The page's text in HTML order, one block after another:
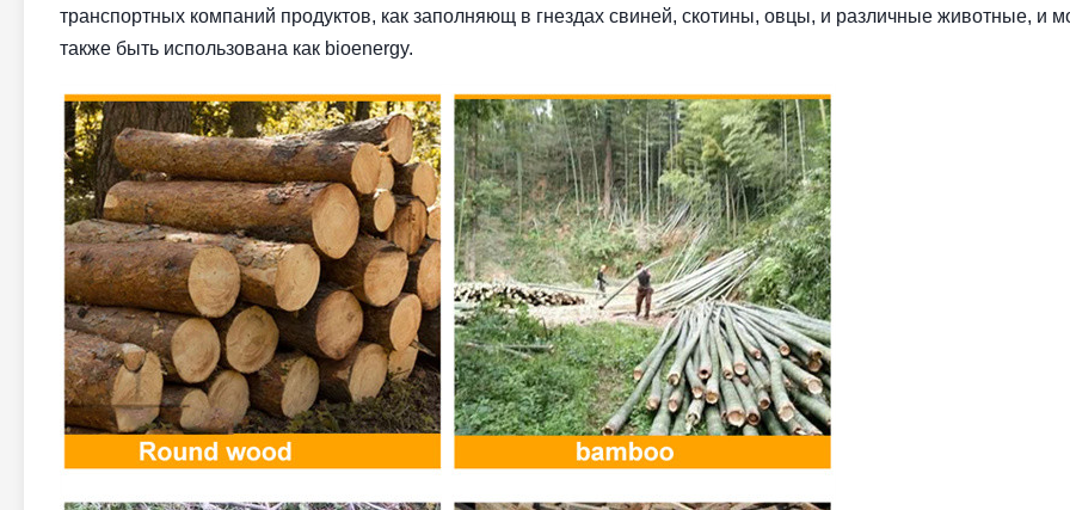
транспортных компаний продуктов, как заполняющ в гнездах свиней, скотины, овцы, и различные животные, и
также быть использована как bioenergy.